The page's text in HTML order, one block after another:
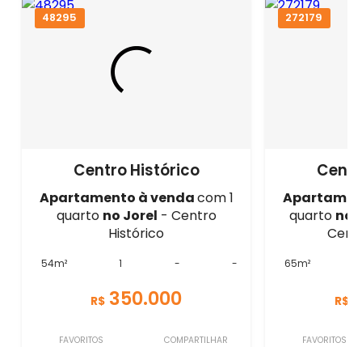
48295
Centro Histórico
Apartamento à vendacom 1
quarto no Jorel - Centro
Histórico
54m² 1 - -
R$ 350.000
FAVORITOS COMPARTILHAR
272179
quarto no
65m²
R$
FAVORITOS